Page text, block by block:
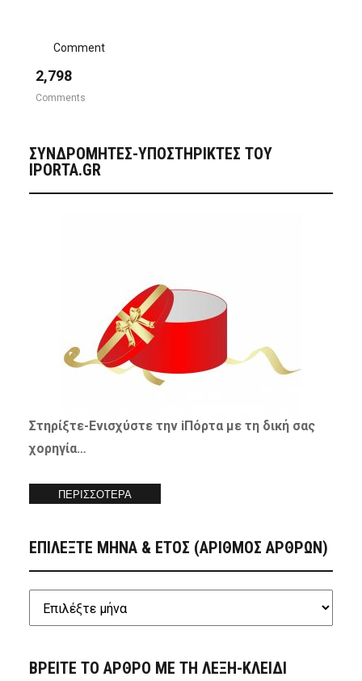
Comment
2,798
Comments
ΣΥΝΔΡΟΜΗΤΈΣ-ΥΠΟΣΤΗΡΙΚΤΈΣ ΤΟΥ
IPORTA.GR
Στηρίξτε-Ενισχύστετην iΠόρτα με τη δική σας
χορηγία…
ΠΕΡΙΣΣΟΤΕΡΑ
ΕΠΙΛΕΞΤΕ ΜΗΝΑ & ΕΤΟΣ (ΑΡΙΘΜΟΣ ΑΡΘΡΩΝ)
ΒΡΕΙΤΕ ΤΟ ΑΡΘΡΟ ΜΕ ΤΗ ΛΕΞΗ-ΚΛΕΙΔΙ